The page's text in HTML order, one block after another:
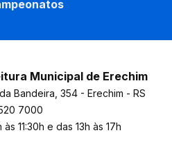
Municipal de Erechim
Bandeira, 354 - Erechim - RS
7000
11:30h e das 13h às 17h